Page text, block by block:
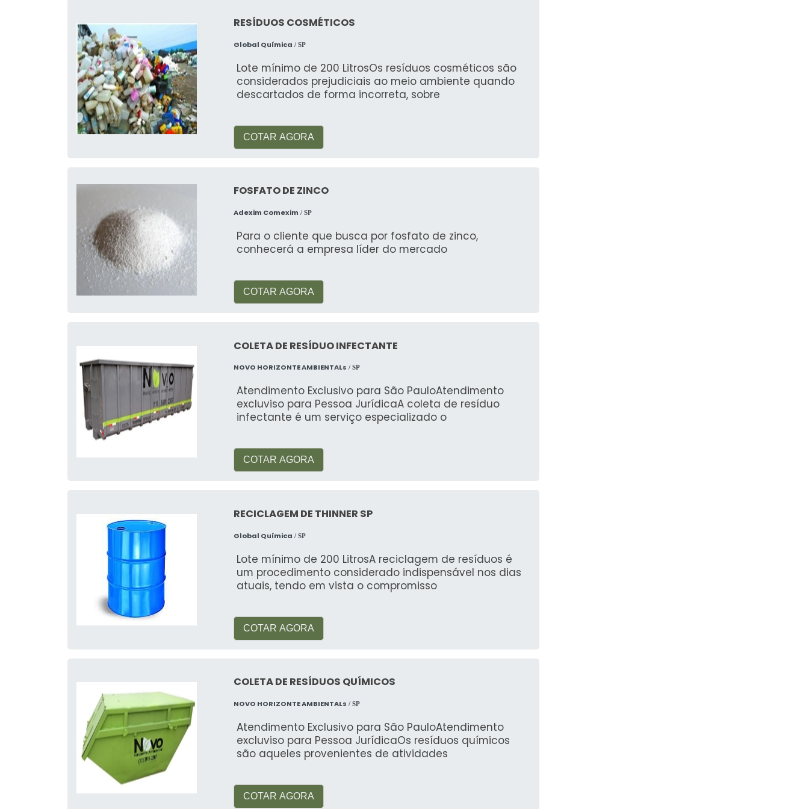
Tinta é reciclável?
Sim, a tinta é reciclável, especialmente através de processos como o coprocessamento
que reaproveitam o material.
Qual a melhor forma de descartar tinta?
A melhor forma é utilizar serviços de destinação de resíduos que garantem o tratamento
cumprimento de normas ambientais.
Quais os riscos de descartar tinta incorretamente?
Riscos incluem contaminação do solo, água e potencial emissão de poluentes se não
descartada corretamente.
RESÍDUOS COSMÉTICOS
Global Química / SP
Lote mínimo de 200 LitrosOs resíduos cosméticos são
considerados prejudiciais ao meio ambiente quando
descartados de forma incorreta, sobre
COTAR AGORA
FOSFATO DE ZINCO
Adexim Comexim / SP
Para o cliente que busca por fosfato de zinco,
conhecerá a empresa líder do mercado
COTAR AGORA
COLETA DE RESÍDUO INFECTANTE
NOVO HORIZONTE AMBIENTALs / SP
Atendimento Exclusivo para São PauloAtendimento
excluviso para Pessoa JurídicaA coleta de resíduo
infectante é um serviço especializado o
COTAR AGORA
RECICLAGEM DE THINNER SP
Global Química / SP
Lote mínimo de 200 LitrosA reciclagem de resíduos é
um procedimento considerado indispensável nos dias
atuais, tendo em vista o compromisso
COTAR AGORA
COLETA DE RESÍDUOS QUÍMICOS
NOVO HORIZONTE AMBIENTALs / SP
Atendimento Exclusivo para São PauloAtendimento
excluviso para Pessoa JurídicaOs resíduos químicos
são aqueles provenientes de atividades
COTAR AGORA